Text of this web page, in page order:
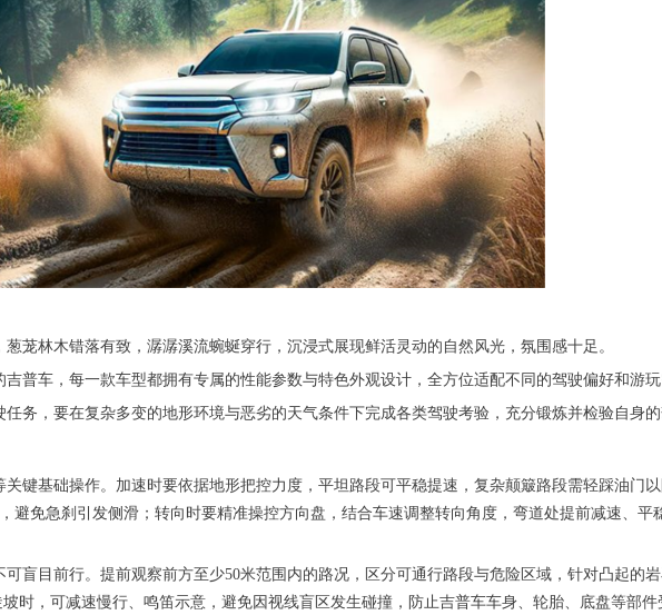
茏林木错落有致，潺潺溪流蜿蜒穿行，沉浸式展现鲜活灵动的自然风光，氛围感十足。
普车，每一款车型都拥有专属的性能参数与特色外观设计，全方位适配不同的驾驶偏好和游玩
务，要在复杂多变的地形环境与恶劣的天气条件下完成各类驾驶考验，充分锻炼并检验自身的
键基础操作。加速时要依据地形把控力度，平坦路段可平稳提速，复杂颠簸路段需轻踩油门
免急刹引发侧滑；转向时要精准操控方向盘，结合车速调整转向角度，弯道处提前减速、平
盲目前行。提前观察前方至少50米范围内的路况，区分可通行路段与危险区域，针对凸起的
时，可减速慢行、鸣笛示意，避免因视线盲区发生碰撞，防止吉普车车身、轮胎、底盘等部件